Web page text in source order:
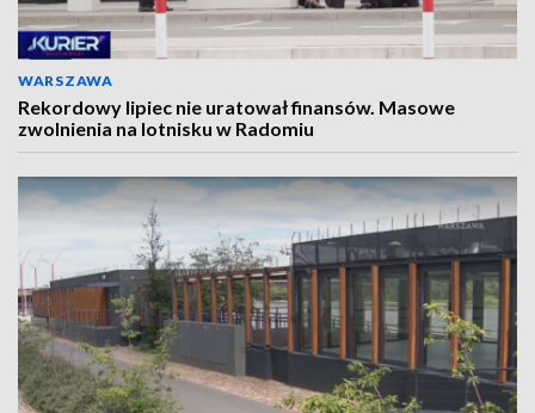
WARSZAWA
Rekordowy lipiec nie uratował finansów. Masowe
zwolnienia na lotnisku w Radomiu